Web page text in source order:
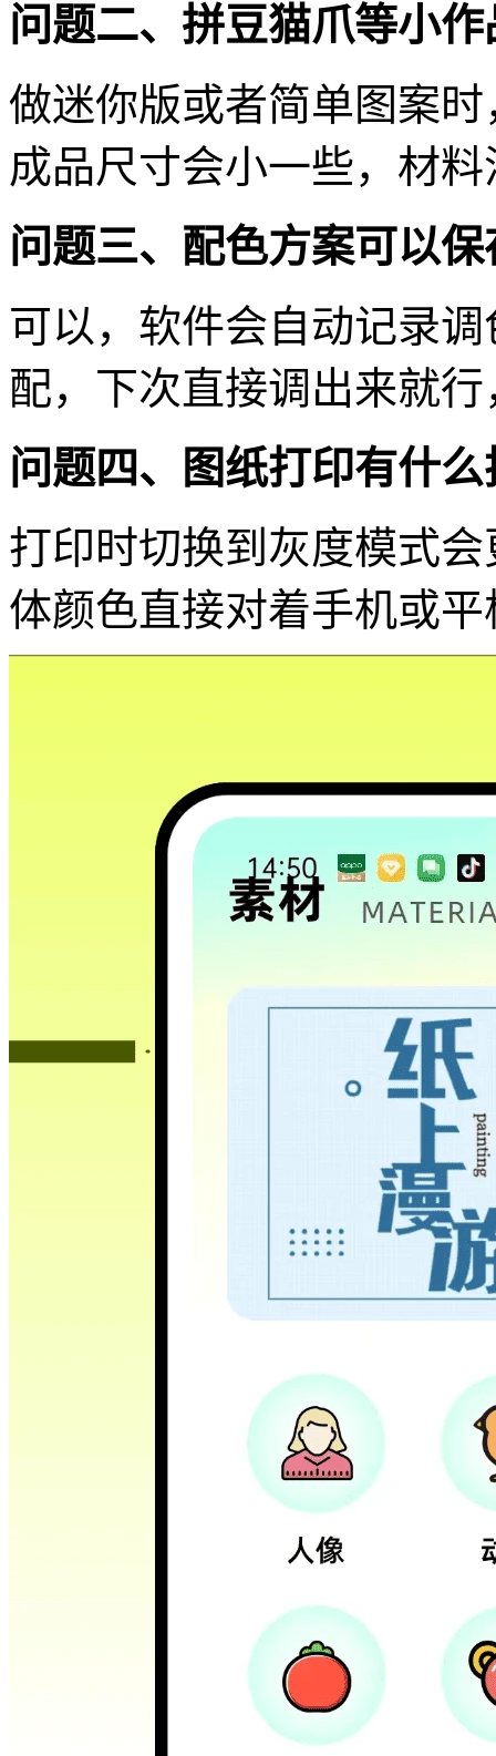
问题二、拼豆猫爪等小
做迷你版或者简单图案
成品尺寸会小一些，材
问题三、配色方案可以
可以，软件会自动记录
配，下次直接调出来就
问题四、图纸打印有什
打印时切换到灰度模式
体颜色直接对着手机或